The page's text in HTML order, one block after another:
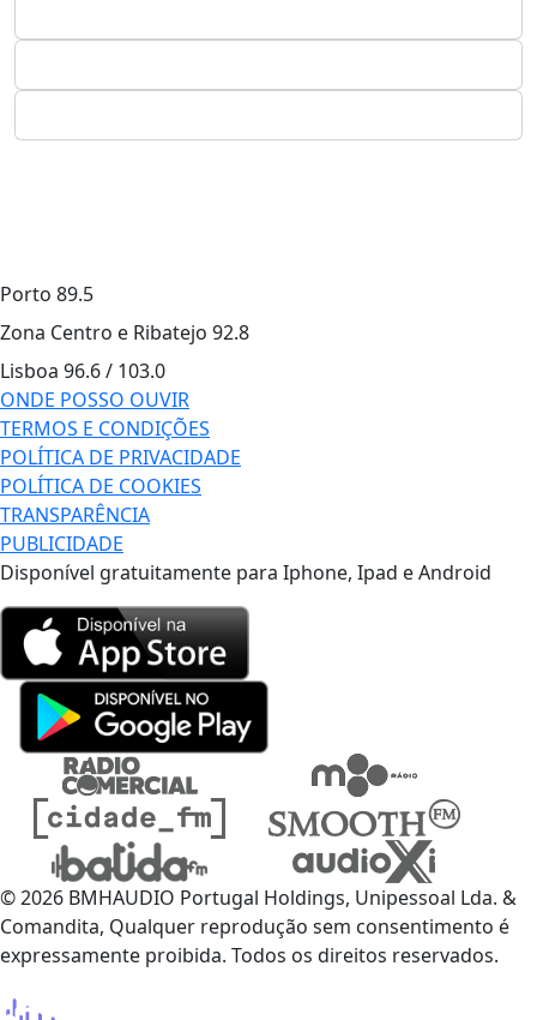
Porto 89.5
Zona Centro e Ribatejo 92.8
Lisboa 96.6 / 103.0
ONDE POSSO OUVIR
TERMOS E CONDIÇÕES
POLÍTICA DE PRIVACIDADE
POLÍTICA DE COOKIES
TRANSPARÊNCIA
PUBLICIDADE
Disponível gratuitamente para Iphone, Ipad e Android
© 2026 BMHAUDIO Portugal Holdings, Unipessoal Lda. &
Comandita, Qualquer reprodução sem consentimento é
expressamente proibida. Todos os direitos reservados.